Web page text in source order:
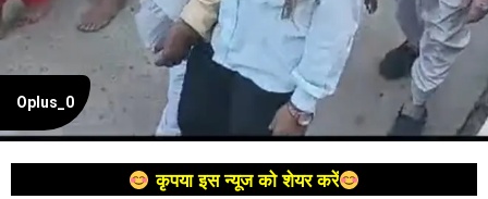
Oplus_0
कृपया इस न्यूज को शेयर करें